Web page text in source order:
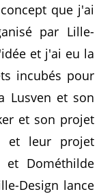
que j'ai
par Lille-
et j'ai eu la
incubés pour
Lusven et son
et son projet
et leur projet
et Dométhilde
Design lance